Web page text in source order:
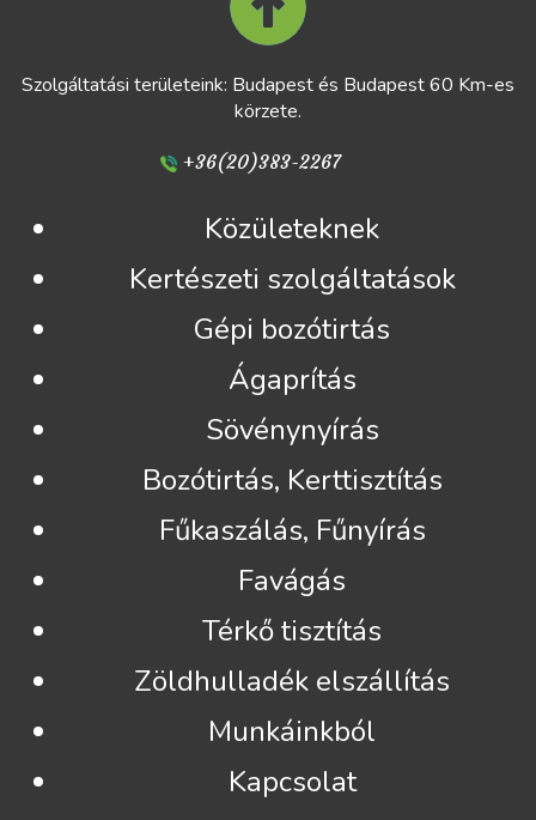
Szolgáltatási területeink: Budapest és Budapest 60 Km-es
körzete.
+36(20)383-2267
Közületeknek
Kertészeti szolgáltatások
Gépi bozótirtás
Ágaprítás
Sövénynyírás
Bozótirtás, Kerttisztítás
Fűkaszálás, Fűnyírás
Favágás
Térkő tisztítás
Zöldhulladék elszállítás
Munkáinkból
Kapcsolat